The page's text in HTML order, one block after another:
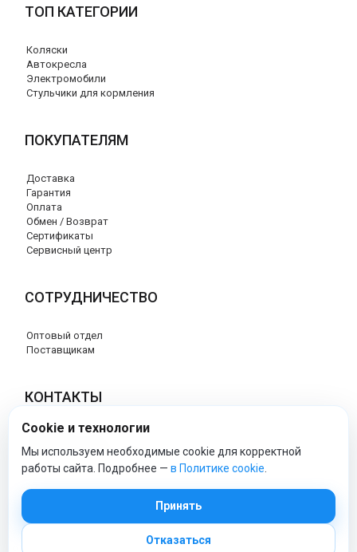
ТОП КАТЕГОРИИ
Коляски
Автокресла
Электромобили
Стульчики для кормления
ПОКУПАТЕЛЯМ
Доставка
Гарантия
Оплата
Обмен / Возврат
Сертификаты
Сервисный центр
СОТРУДНИЧЕСТВО
Оптовый отдел
Поставщикам
КОНТАКТЫ
8 (800) 707-17-56
info@peg-perego-market.ru
© 2026 Официальный сайт Peg Perego
Cookie и технологии
Мы используем необходимые cookie для корректной
работы сайта. Подробнее — в Политике cookie
Принять
Отказаться